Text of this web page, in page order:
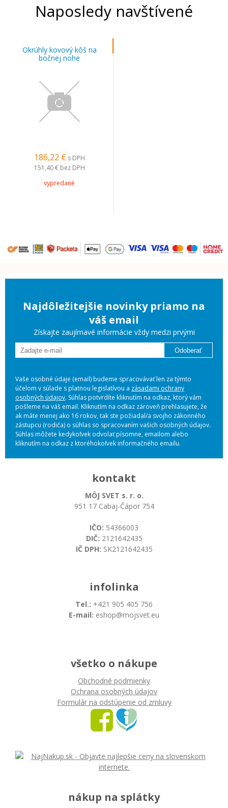
Naposledy navštívené
Okrúhly kovový kôš na
bočnej nohe
186,22 € s DPH
151,40 € bez DPH
vypredané
Najdôležitejšie novinky priamo na
váš email
Získajte zaujímavé informácie vždy medzi prvými
Odoberať
Vaše osobné údaje (email) budeme spracovávať len za týmto
účelom v súlade s platnou legislatívou a zásadami ochrany
osobných údajov. Súhlas potvrdíte kliknutím na odkaz, ktorý vám
pošleme na váš email. Kliknutím na odkaz zároveň prehlasujete, že
ak máte menej ako 16 rokov, tak ste požiadal/a svojho zákonného
zástupcu (rodiča) o súhlas so spracovaním vašich osobných údajov.
Súhlas môžete kedykoľvek odvolať písomne, emailom alebo
kliknutím na odkaz z ktoréhokoľvek informačného emailu.
kontakt
MÔJ SVET s. r. o.
951 17 Cabaj-Čápor 754
IČO: 54366003
DIČ: 2121642435
IČ DPH: SK2121642435
infolinka
Tel.: +421 905 405 756
E-mail: eshop@mojsvet.eu
všetko o nákupe
Obchodné podmienky
Ochrana osobných údajov
Formulár na odstúpenie od zmluvy
nákup na splátky